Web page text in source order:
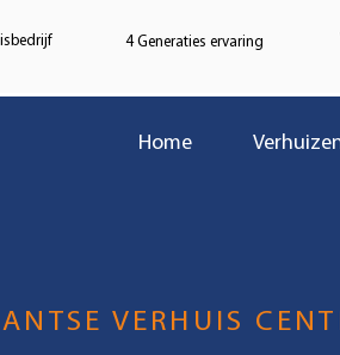
4 Generaties ervaring
Home
VERHUIS